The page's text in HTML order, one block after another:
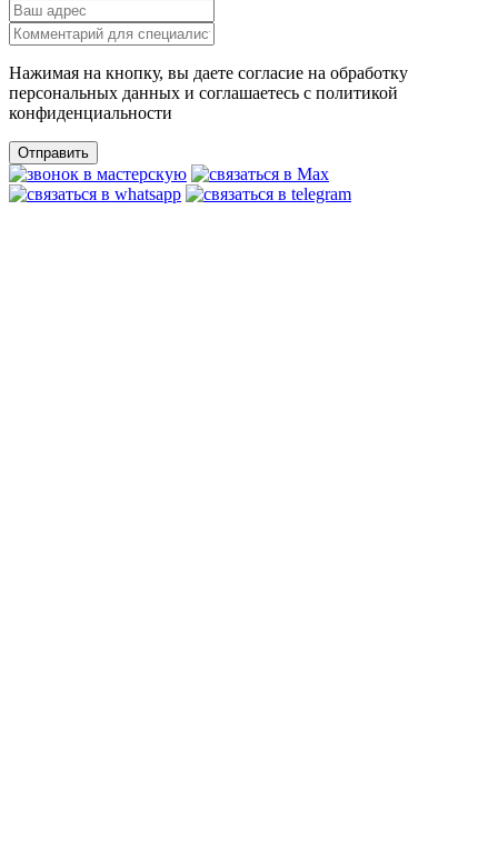
Нажимая на кнопку, вы даете согласие на обработку
персональных данных и соглашаетесь c политикой
конфиденциальности
Отправить